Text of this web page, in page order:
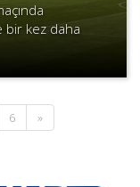
bir kez daha
6 »